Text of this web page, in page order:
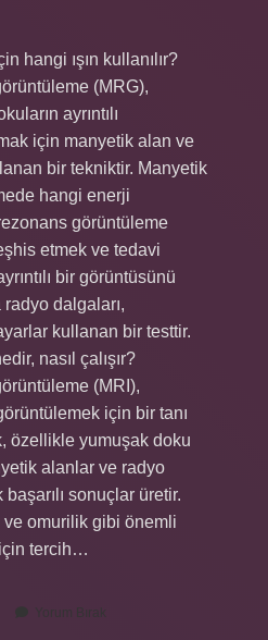
hangi ışın kullanılır?
(MRG),
ayrıntılı
için manyetik alan ve
bir tekniktir. Manyetik
hangi enerji
görüntüleme
etmek ve tedavi
bir görüntüsünü
dalgaları,
kullanan bir testtir.
nasıl çalışır?
(MRI),
için bir tanı
özellikle yumuşak doku
alanlar ve radyo
sonuçlar üretir.
omurilik gibi önemli
tercih…
Yorum Bırak